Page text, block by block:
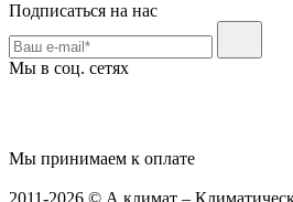
Подписаться на нас
Мы в соц. сетях
Мы принимаем к оплате